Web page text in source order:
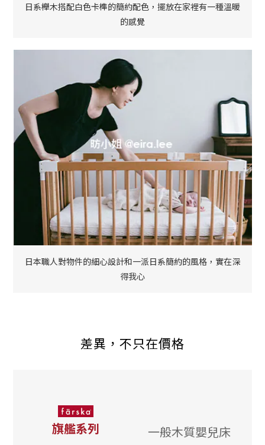
日系櫸木搭配白色卡榫的簡約配色，擺放在家裡有一種溫暖
的感覺
日本職人對物件的細心設計和一派日系簡約的風格，實在深
得我心
差異，不只在價格
旗艦系列 一般木質嬰兒床